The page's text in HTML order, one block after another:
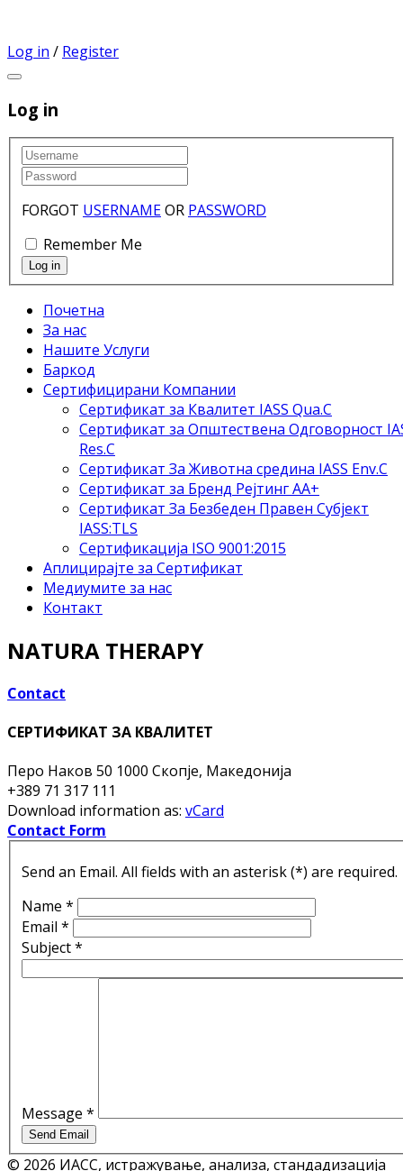
Log in / Register
Log in
FORGOT USERNAMEOR PASSWORD
Remember Me
Почетна
За нас
Нашите Услуги
Баркод
Сертифицирани Компании
Сертификат за Квалитет IASS Qua.C
Сертификат за Општествена Одговорност
Res.C
Сертификат За Животна средина IASS Env.C
Сертификат за Бренд Рејтинг АА+
Сертификат За Безбеден Правен Субјект
IASS:TLS
Сертификација ISO 9001:2015
Аплицирајте за Сертификат
Медиумите за нас
Контакт
NATURA THERAPY
Contact
СЕРТИФИКАТ ЗА КВАЛИТЕТ
Перо Наков 50 1000 Скопје, Македонија
+389 71 317 111
Download information as: vCard
Contact Form
Send an Email. All fields with an asterisk (*) are required.
Name *
Email *
Subject*
Message *
Send Email
© 2026 ИАСС, истражување, анализа, стандадизација